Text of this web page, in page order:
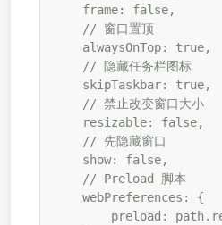
    frame: false,
    // 窗口置顶
    alwaysOnTop: true,
    // 隐藏任务栏图标
    skipTaskbar: true,
    // 禁止改变窗口大小
    resizable: false,
    // 先隐藏窗口
    show: false,
    // Preload 脚本
    webPreferences: {
preload: